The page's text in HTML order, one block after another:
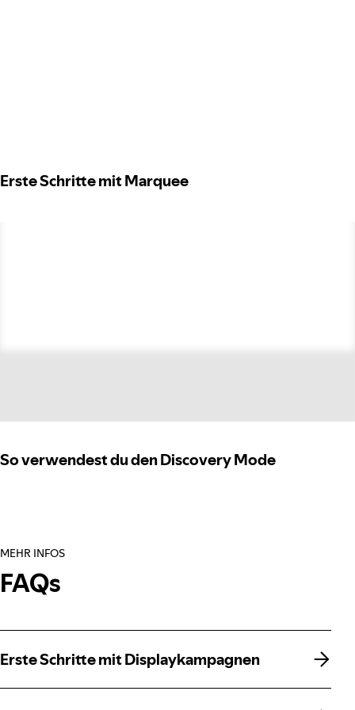
Erste Schritte mit Marquee
So verwendest du den Discovery Mode
MEHR INFOS
FAQs
Erste Schritte mit Displaykampagnen
Erste Schritte mit Displaykampagnen